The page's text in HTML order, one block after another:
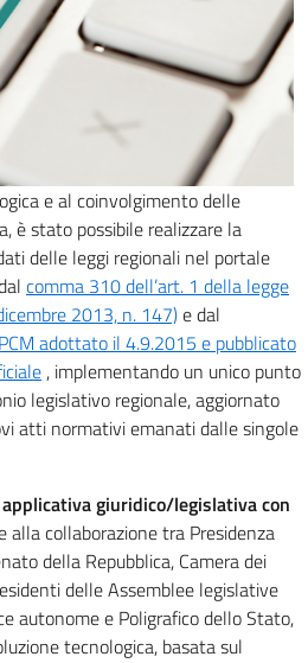
e al coinvolgimento delle
è stato possibile realizzare la
delle leggi regionali nel portale
comma 310 dell’art. 1 della legge
2013, n. 147)e dal
adottato il 4.9.2015 e pubblicato
, implementando un unico punto
legislativo regionale, aggiornato
atti normativi emanati dalle singole
giuridico/legislativa con
alla collaborazione tra Presidenza
della Repubblica, Camera dei
delle Assemblee legislative
autonome e Poligrafico dello Stato,
tecnologica, basata sul